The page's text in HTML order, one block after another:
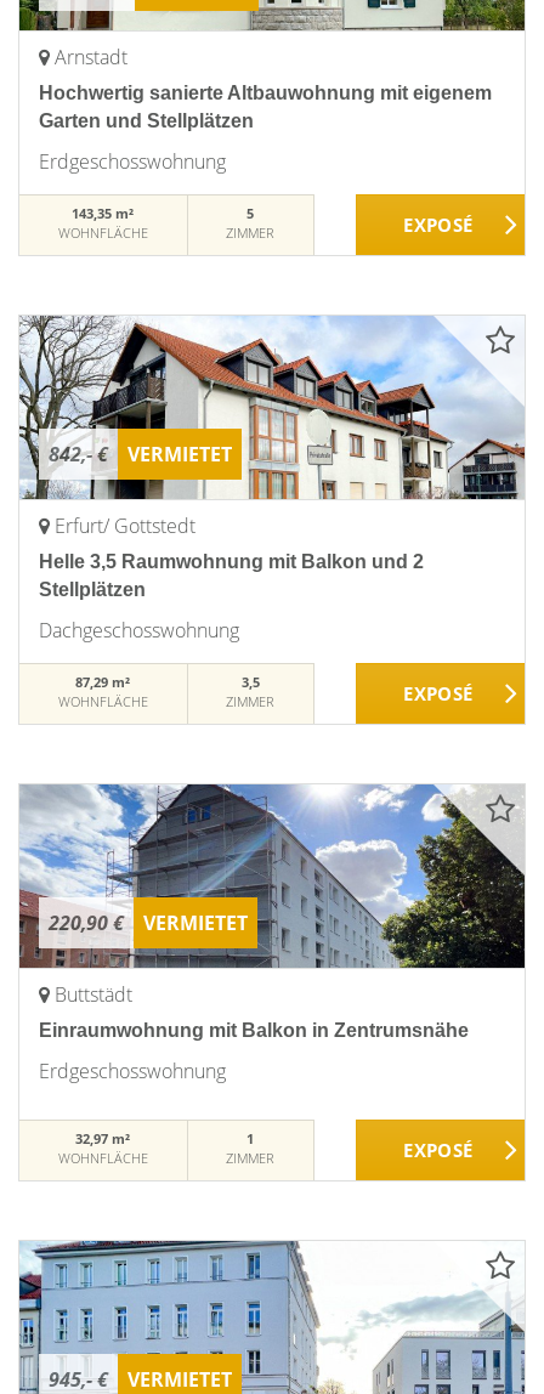
Arnstadt
Hochwertig sanierte Altbauwohnung mit eigenem
Garten und Stellplätzen
Erdgeschosswohnung
143,35 m²
WOHNFLÄCHE
5
ZIMMER
842,- € VERMIETET
Erfurt/ Gottstedt
Helle 3,5 Raumwohnung mit Balkon und 2
Stellplätzen
Dachgeschosswohnung
87,29 m²
WOHNFLÄCHE
3,5
ZIMMER
220,90 € VERMIETET
Buttstädt
Einraumwohnung mit Balkon in Zentrumsnähe
Erdgeschosswohnung
32,97 m²
WOHNFLÄCHE
1
ZIMMER
945,- € VERMIETET